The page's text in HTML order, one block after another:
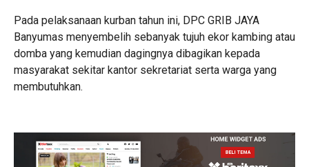
Pada pelaksanaan kurban tahun ini, DPC GRIB JAYA
Banyumas menyembelih sebanyak tujuh ekor kambing atau
domba yang kemudian dagingnya dibagikan kepada
masyarakat sekitar kantor sekretariat serta warga yang
membutuhkan.